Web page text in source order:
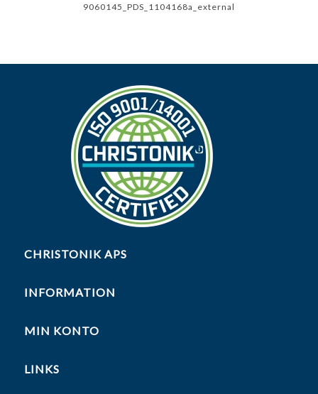
9060145_PDS_1104168a_external
CHRISTONIK APS
INFORMATION
MIN KONTO
LINKS